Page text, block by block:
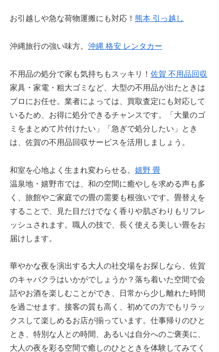
お引越しや急な荷物運搬にも対応！ 熊本 引っ越し
沖縄旅行の強い味方。 沖縄 格安 レンタカー
不用品の処分で家も気持ちもスッキリ！ 佐賀 不用品回収
家具・家電・粗大ゴミなど、大型の不用品が出たときは
プロにお任せ。業者によっては、買取査定にも対応して
いるため、お得に処分できるチャンスです。「大量のゴ
ミをまとめて片付けたい」「急ぎで処分したい」とき
は、佐賀の不用品回収サービスを活用しましょう。
和室を心地よく生まれ変わらせる。 嬉野 畳
温泉地・嬉野市では、和の空間に癒やしを求める声も多
く、旅館やご家庭での畳の需要も根強いです。畳替えを
することで、見た目だけでなく香りや肌ざわりもリフレ
ッシュされます。職人の技で、長く使える美しい畳をお
届けします。
華やかな夜を演出する大人の社交場をお探しなら、佐賀
のキャバクラはいかがでしょうか？落ち着いた空間で会
話やお酒を楽しむことができ、日常から少し離れた時間
を過ごせます。接客の質も高く、初めての方でもリラッ
クスして楽しめるお店が揃っています。仕事帰りのひと
とき、特別な人との時間、あるいは自分へのご褒美に、
大人の夜を彩る空間で癒しのひとときを体験してみてく